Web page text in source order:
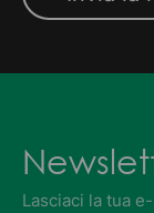
Lasciaci la tua